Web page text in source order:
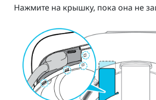
Нажмите на крышку, пока она не